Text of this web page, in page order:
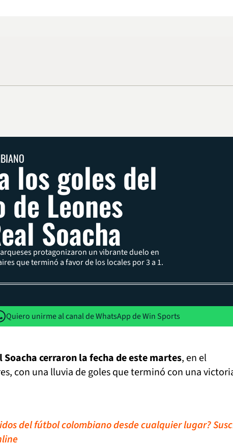
los goles del
Leones
Soacha
protagonizaron un vibrante duelo en
que terminó a favor de los locales por 3 a 1.
Quiero unirme al canal de WhatsApp de Win Sports
Soacha cerraron la fecha de este martes, en el
con una lluvia de goles que terminó con una
del fútbol colombiano desde cualquier lugar?